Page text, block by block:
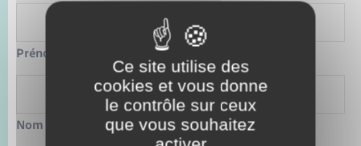
Prénom
Nom
Ce site utilise des
cookies et vous donne
le contrôle sur ceux
que vous souhaitez